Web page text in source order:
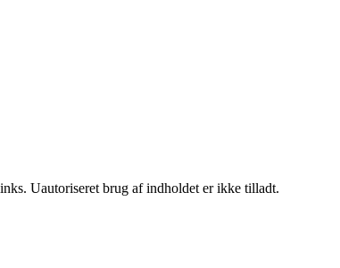
Uautoriseret brug af indholdet er ikke tilladt.